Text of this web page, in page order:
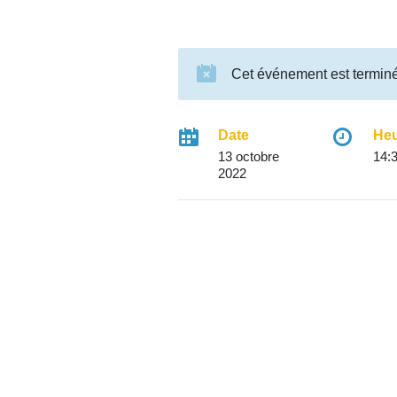
Cet événement est
Date
13 octobre
2022